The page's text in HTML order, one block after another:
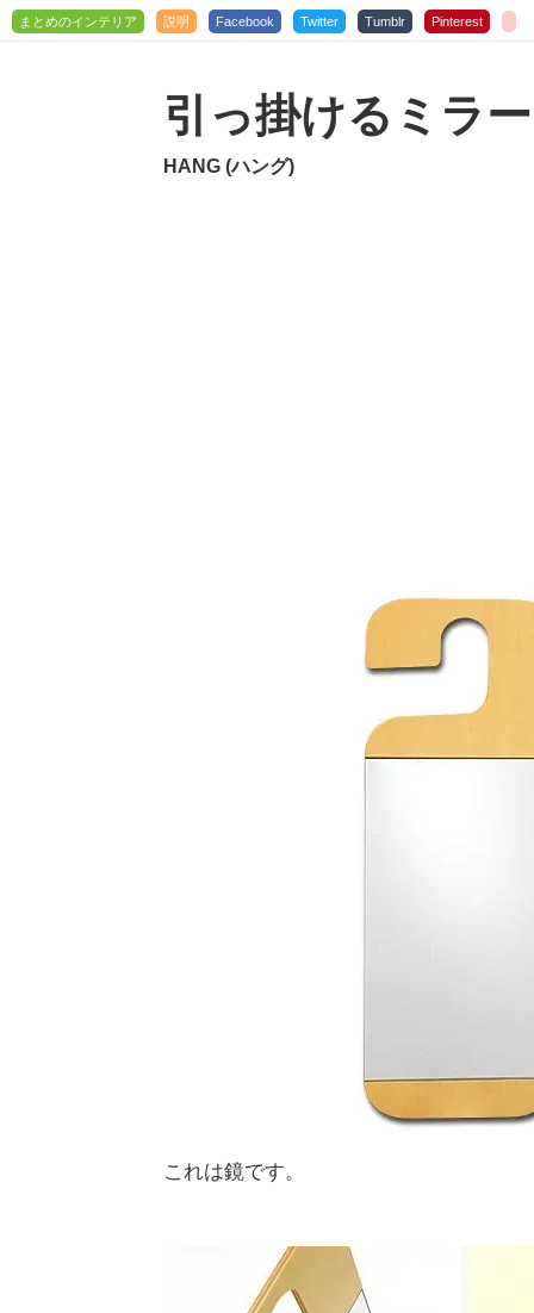
まとめのインテリア 説明 Facebook Twitter Tumblr Pinterest
引っ掛けるミラ
HANG (ハング)
これは鏡です。